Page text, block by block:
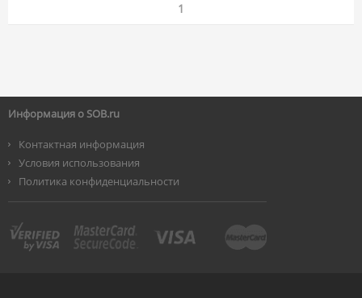
1
Информация о SOB.ru
Контактная информация
Условия использования
Политика конфиденциальности